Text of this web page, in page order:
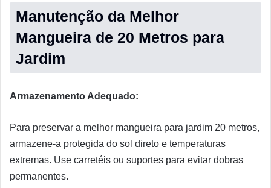
Manutenção da Melhor
Mangueira de 20 Metros para
Jardim
Armazenamento Adequado:
Para preservar a melhor mangueira para jardim 20 metros,
armazene-a protegida do sol direto e temperaturas
extremas. Use carretéis ou suportes para evitar dobras
permanentes.